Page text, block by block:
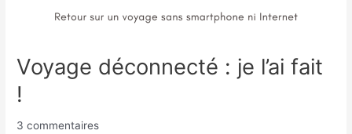
Voyage déconnecté : je l’ai fait
!
3 commentaires